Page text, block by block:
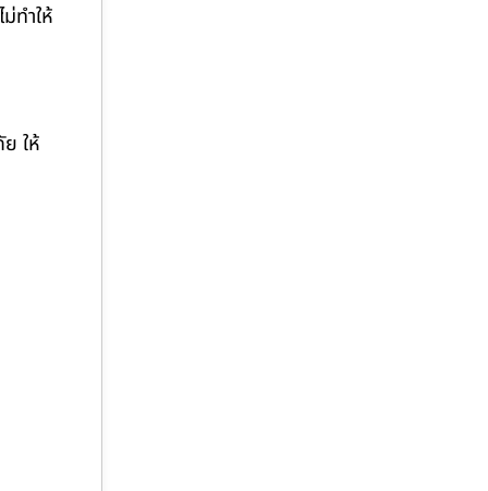
ทำให้
ให้